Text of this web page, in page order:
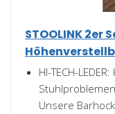
STOOLINK 2er
HI-TECH-
Unsere